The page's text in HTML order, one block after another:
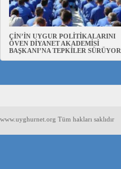
ÇİN’İN UYGUR POLİTİKALARINI
ÖVEN DİYANET AKADEMİSİ
BAŞKANI’NA TEPKİLER SÜRÜYOR
www.uyghurnet.org Tüm hakları saklıdır